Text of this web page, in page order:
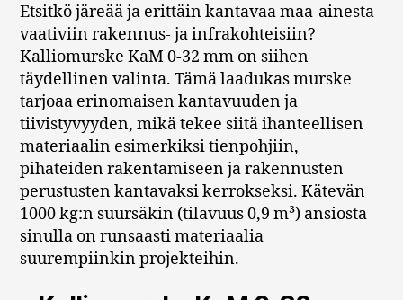
Etsitkö järeää ja erittäin kantavaa maa-ainesta
vaativiin rakennus- ja infrakohteisiin?
Kalliomurske KaM 0-32 mm on siihen
täydellinen valinta. Tämä laadukas murske
tarjoaa erinomaisen kantavuuden ja
tiivistyvyyden, mikä tekee siitä ihanteellisen
materiaalin esimerkiksi tienpohjiin,
pihateiden rakentamiseen ja rakennusten
perustusten kantavaksi kerrokseksi. Kätevän
1000 kg:n suursäkin (tilavuus 0,9 m³) ansiosta
sinulla on runsaasti materiaalia
suurempiinkin projekteihin.